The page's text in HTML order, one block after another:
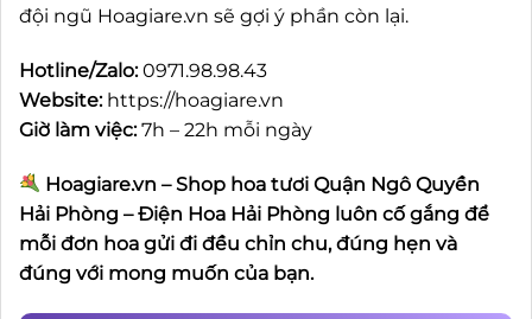
đội ngũ Hoagiare.vn sẽ gợi ý phần còn lại.
Hotline/Zalo:0971.98.98.43
Website: https://hoagiare.vn
Giờ làm việc:7h – 22h mỗi ngày
Hoagiare.vn – Shop hoa tươi Quận Ngô Quyền
Hải Phòng – Điện Hoa Hải Phòng luôn cố gắng để
mỗi đơn hoa gửi đi đều chỉn chu, đúng hẹn và
đúng với mong muốn của bạn.